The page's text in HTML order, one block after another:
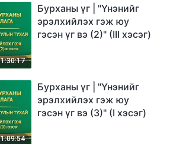
1:30:17
Бурханы үг | "Үнэнийг
эрэлхийлэх гэж юу
гэсэн үг вэ (2)" (III хэсэг)
1:09:54
Бурханы үг | "Үнэнийг
эрэлхийлэх гэж юу
гэсэн үг вэ (3)" (I хэсэг)